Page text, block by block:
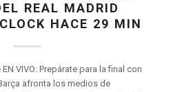
REAL MADRID
HACE 29 MIN
VIVO: Prepárate para la final con
afronta los medios de